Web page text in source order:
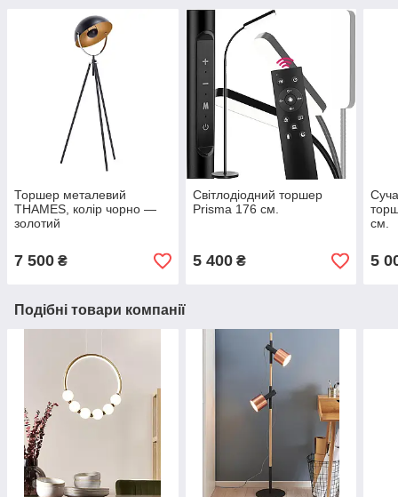
Торшер металевий
THAMES, колір чорно —
золотий
7 500 ₴
Світлодіодний торшер
Prisma 176 см.
5 400₴
см.
5
Подібні товари компанії